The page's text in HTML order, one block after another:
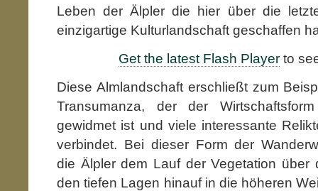
Leben der Älpler die hier über die
einzigartige Kulturlandschaft geschaffen
Get the latest Flash Playerto
Diese Almlandschaft erschließt zum
Transumanza, der der
gewidmet ist und viele interessante
verbindet. Bei dieser Form der
die Älpler dem Lauf der Vegetation über
den tiefen Lagen hinauf in die höheren